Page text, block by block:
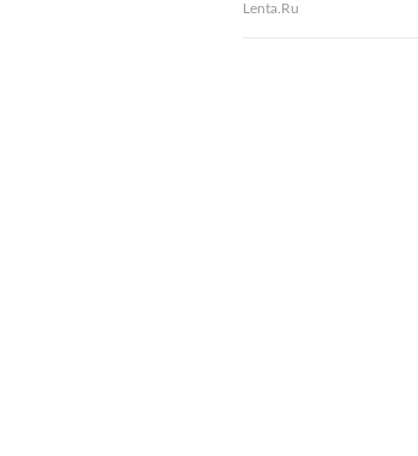
Lenta.Ru